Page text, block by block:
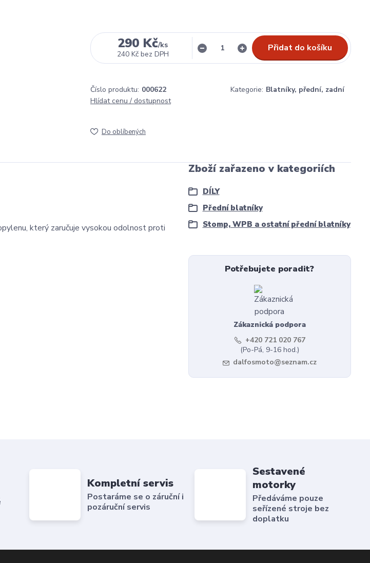
290 Kč/ks
240 Kč bez DPH
Přidat do košíku
Číslo produktu: 000622 Kategorie: Blatníky, přední, zadní
Hlídat cenu / dostupnost
Do oblíbených
který zaručuje vysokou odolnost proti
Zboží zařazeno v kategoriích
DÍLY
Přední blatníky
Stomp, WPB a ostatní přední blatníky
Potřebujete poradit?
Zákaznická podpora
+420 721 020 767
(Po-Pá, 9-16 hod.)
dalfosmoto@seznam.cz
Kompletní servis
Postaráme se o záruční i
pozáruční servis
Sestavené
motorky
Předáváme pouze
seřízené stroje bez
doplatku